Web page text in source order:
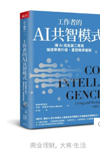
商业理财, 大将·生活